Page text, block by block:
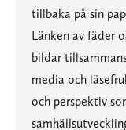
tillbaka på sin
Länken av fäder
bildar
media och
och perspektiv